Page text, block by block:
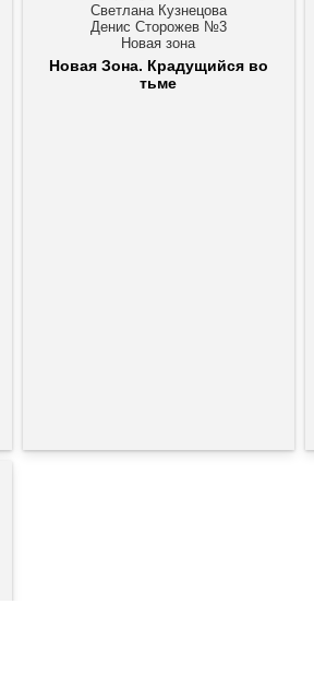
Светлана Кузнецова
Денис Сторожев №3
Новая зона
Новая Зона. Крадущийся во
тьме